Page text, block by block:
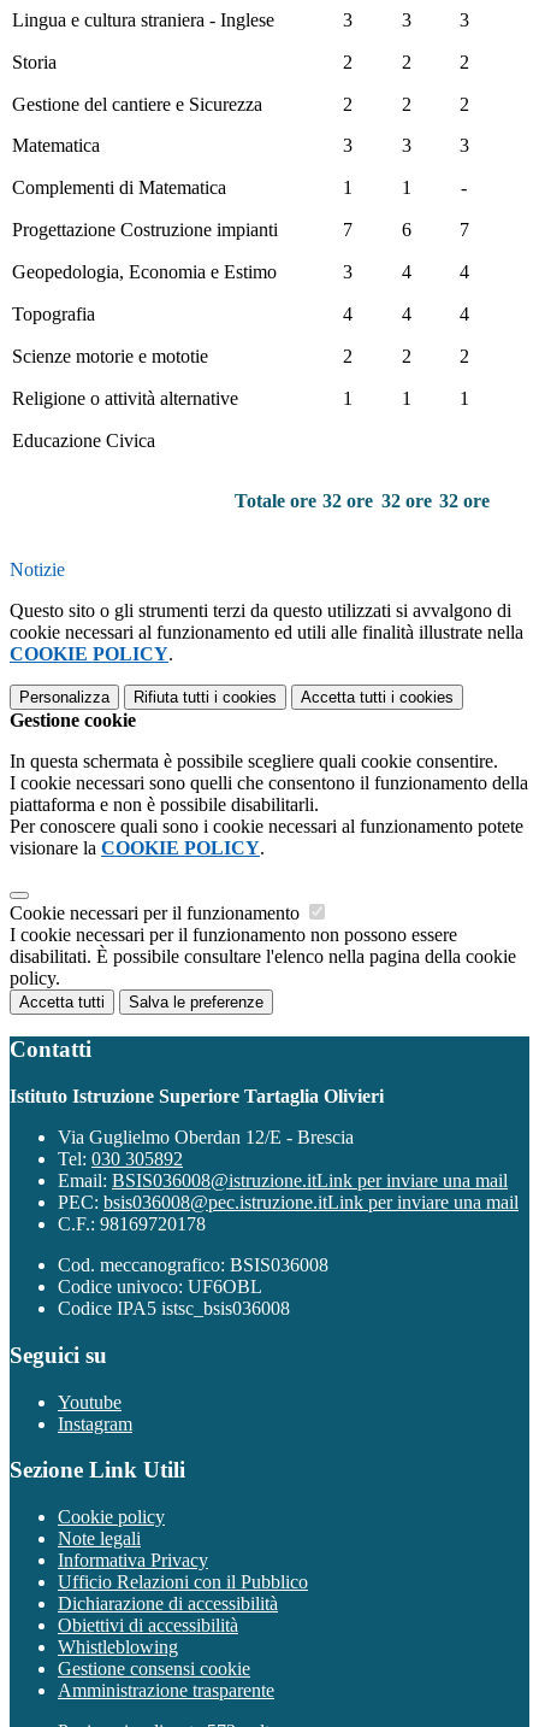
Lingua e cultura straniera - Inglese 3 3 3
Storia 2 2 2
Gestione del cantiere e Sicurezza 2 2
2
Matematica
3 3 3
Complementi di Matematica 1 1 -
Progettazione Costruzione impianti 7 6 7
Geopedologia, Economia e Estimo 3 4 4
Topografia 4 4 4
Scienze motorie e mototie 2 2 2
Religione o attività alternative 1 1 1
Educazione Civica
Totale ore 32 ore 32 ore 32 ore
Notizie
Questo sito o gli strumenti terzi da questo utilizzati si avvalgono di
cookie necessari al funzionamento ed utili alle finalità illustrate nella
COOKIE POLICY.
Personalizza Rifiuta tutti i cookies Accetta tutti i cookies
Gestione cookie
In questa schermata è possibile scegliere quali cookie consentire.
I cookie necessari sono quelli che consentono il funzionamento della
piattaforma e non è possibile disabilitarli.
Per conoscere quali sono i cookie necessari al funzionamento potete
visionare la COOKIE POLICY.
Cookie necessari per il funzionamento
I cookie necessari per il funzionamento non possono essere
disabilitati. È possibile consultare l'elenco nella pagina della cookie
policy.
Accetta tutti Salva le preferenze
Contatti
Istituto Istruzione Superiore Tartaglia Olivieri
Via Guglielmo Oberdan 12/E - Brescia
Tel: 030 305892
Email: BSIS036008@istruzione.itLink per inviare una mail
PEC: bsis036008@pec.istruzione.itLink per inviare una mail
C.F.: 98169720178
Cod. meccanografico: BSIS036008
Codice univoco: UF6OBL
Codice IPA5 istsc_bsis036008
Seguici su
Youtube
Instagram
Sezione Link Utili
Cookie policy
Note legali
Informativa Privacy
Ufficio Relazioni con il Pubblico
Dichiarazione di accessibilità
Obiettivi di accessibilità
Whistleblowing
Gestione consensi cookie
Amministrazione trasparente